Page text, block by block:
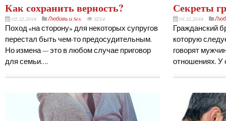
Как сохранить верность?
02.12.2014 Любовь и Sex 3224
Поход «на сторону» для некоторых супругов
перестал быть чем-то предосудительным.
Но измена — это в любом случае приговор
для семьи….
Секреты
01.12.2014
Гражданский
которую
говорят
отношениях. У